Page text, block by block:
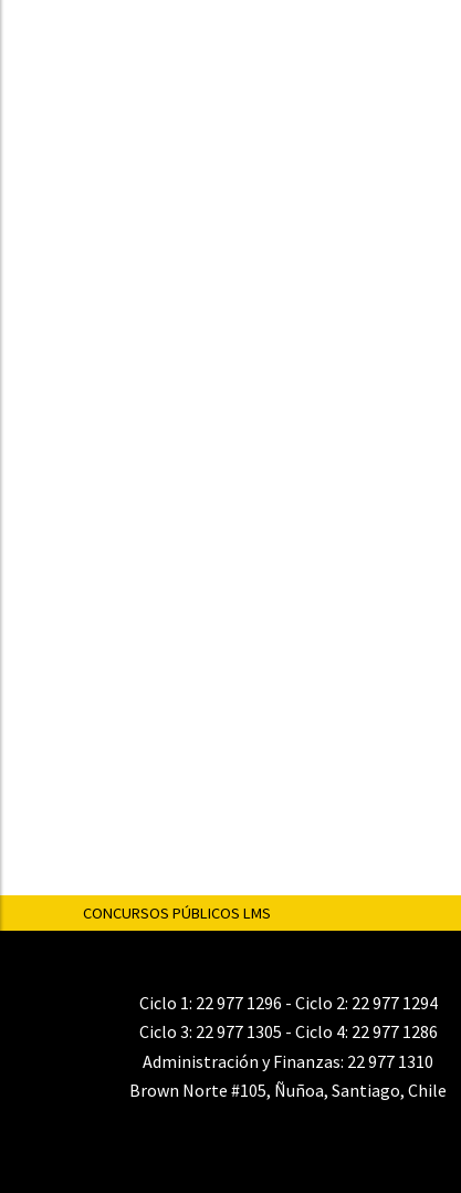
CONCURSOS PÚBLICOS LMS
Ciclo 1: 22 977 1296 - Ciclo 2: 22 977 1294
Ciclo 3: 22 977 1305 - Ciclo 4: 22 977 1286
Administración y Finanzas: 22 977 1310
Brown Norte #105, Ñuñoa, Santiago, Chile